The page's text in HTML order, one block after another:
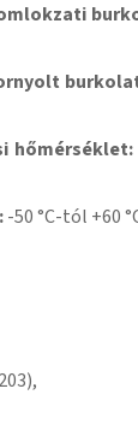
hőmérséklet:
-50 °C-tól +60